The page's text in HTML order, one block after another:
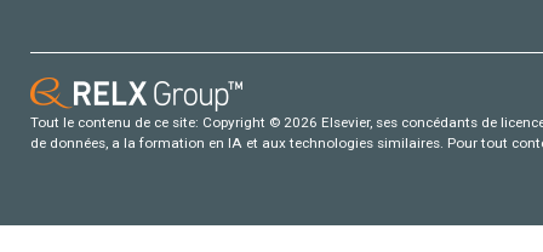
Tout le contenu de ce site: Copyright © 2026 Elsevier, ses concédants de
de données, a la formation en IA et aux technologies similaires. Pour tout